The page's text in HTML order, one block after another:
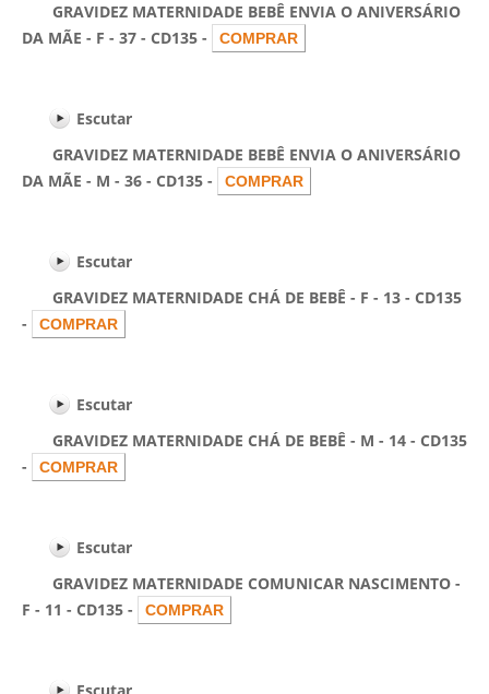
GRAVIDEZ MATERNIDADE BEBÊ ENVIA O ANIVERSÁRIO
DA MÃE - F - 37 - CD135 -
Escutar
GRAVIDEZ MATERNIDADE BEBÊ ENVIA O ANIVERSÁRIO
DA MÃE - M - 36 - CD135 -
Escutar
GRAVIDEZ MATERNIDADE CHÁ DE BEBÊ - F - 13 - CD135
-
Escutar
GRAVIDEZ MATERNIDADE CHÁ DE BEBÊ - M - 14 - CD135
-
Escutar
GRAVIDEZ MATERNIDADE COMUNICAR NASCIMENTO -
F - 11 - CD135 -